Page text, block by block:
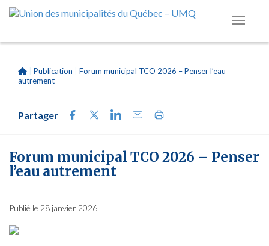
Publication
Forum municipal TCO 2026 – Penser l’eau
autrement
Partager
Forum municipal TCO 2026 – Penser
l’eau autrement
Publié le 28 janvier 2026